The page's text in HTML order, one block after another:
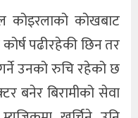
कोइरलाको कोखबाट
पढीरहेकी छिन तर
उनको रुचि रहेको छ
बनेर बिरामीको सेवा